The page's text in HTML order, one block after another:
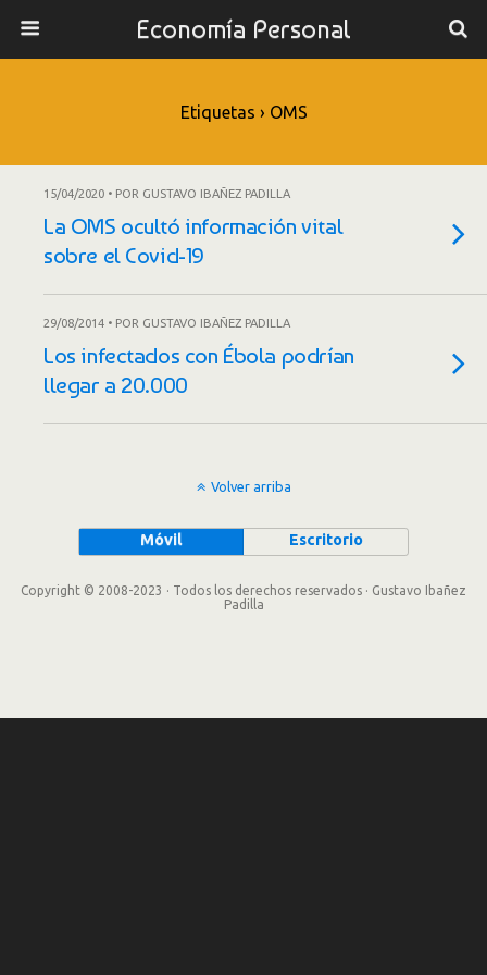
Economía Personal
Etiquetas › OMS
15/04/2020 • POR GUSTAVO IBAÑEZ PADILLA
La OMS ocultó información vital
sobre el Covid-19
29/08/2014 • POR GUSTAVO IBAÑEZ PADILLA
Los infectados con Ébola podrían
llegar a 20.000
Volver arriba
Móvil Escritorio
Copyright © 2008-2023 · Todos los derechos reservados · Gustavo Ibañez
Padilla